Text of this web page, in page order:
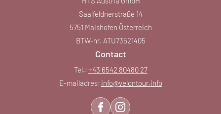
Saalfeldnerstraße 14
5751 Maishofen Österreich
BTW-nr. ATU73521405
Contact
Tel.: +43 6542 80480 27
E-mailadres: info@velontour.info